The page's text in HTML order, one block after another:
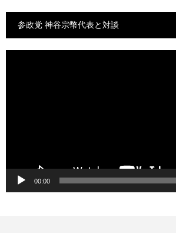
参政党 神谷宗幣代表と対談
00:00